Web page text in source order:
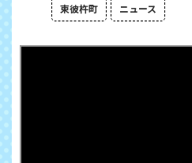
東彼杵町 ニュース